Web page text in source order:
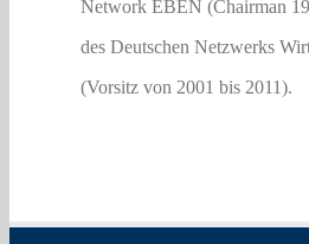
Network EBEN (Chairman
des Deutschen Netzwerks
(Vorsitz von 2001 bis 2011).